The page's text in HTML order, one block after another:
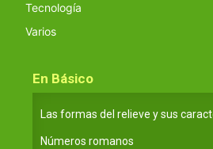
Tecnología
Varios
En Básico
Las formas del relieve y sus
Números romanos